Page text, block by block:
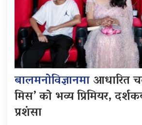
बालमनोविज्ञानमाआधारित
मिस’ को भव्य प्रिमियर,
प्रशंसा